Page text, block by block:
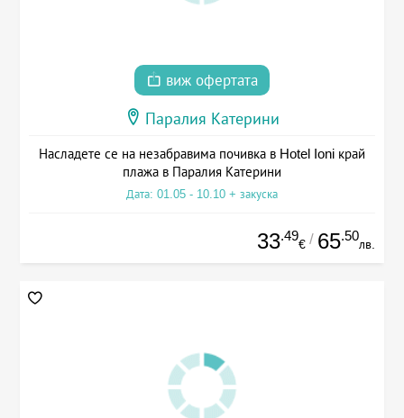
виж офертата
Паралия Катерини
Насладете се на незабравима почивка в Hotel Ioni край
плажа в Паралия Катерини
Дата: 01.05 - 10.10 + закуска
33.49
€ / 65.50
лв.